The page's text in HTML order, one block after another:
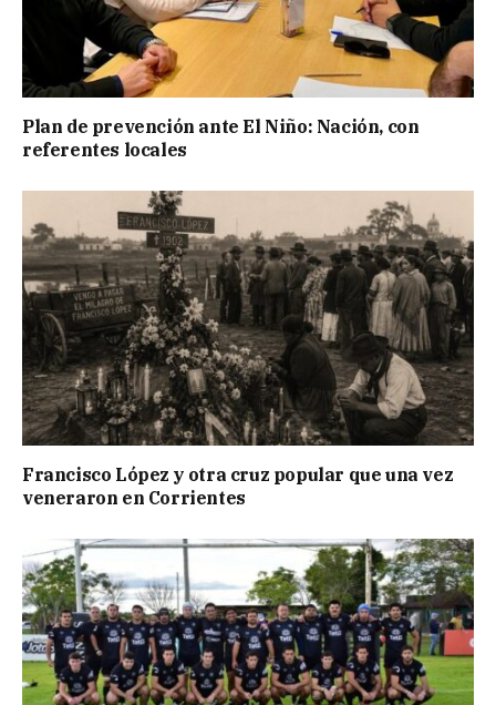
Plan de prevención ante El Niño: Nación, con
referentes locales
Francisco López y otra cruz popular que una vez
veneraron en Corrientes